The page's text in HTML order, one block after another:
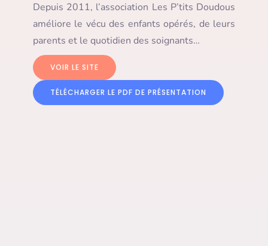
Depuis 2011, l’association Les P’tits Doudous
améliore le vécu des enfants opérés, de leurs
parents et le quotidien des soignants…
VOIR LE SITE
TÉLÉCHARGER LE PDF DE PRÉSENTATION